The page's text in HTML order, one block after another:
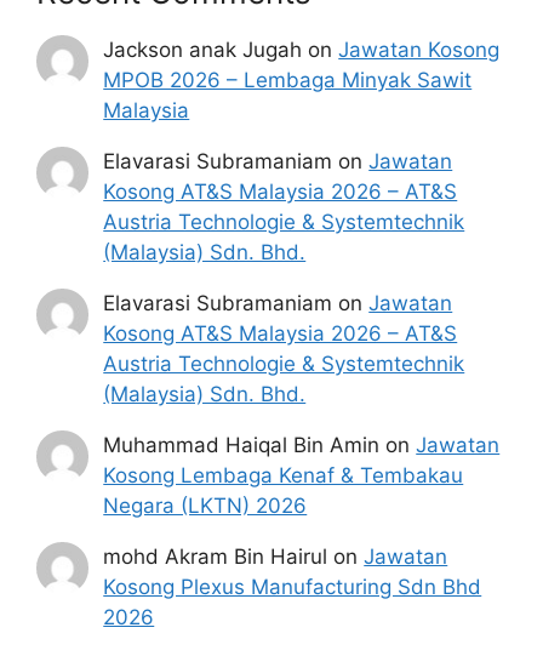
Jackson anak Jugah onJawatan Kosong
MPOB 2026 – Lembaga Minyak Sawit
Malaysia
Elavarasi Subramaniam onJawatan
Kosong AT&S Malaysia 2026 – AT&S
Austria Technologie & Systemtechnik
(Malaysia) Sdn. Bhd.
Elavarasi Subramaniam onJawatan
Kosong AT&S Malaysia 2026 – AT&S
Austria Technologie & Systemtechnik
(Malaysia) Sdn. Bhd.
Muhammad Haiqal Bin Amin onJawatan
Kosong Lembaga Kenaf & Tembakau
Negara (LKTN) 2026
mohd Akram Bin Hairul onJawatan
Kosong Plexus Manufacturing Sdn Bhd
2026